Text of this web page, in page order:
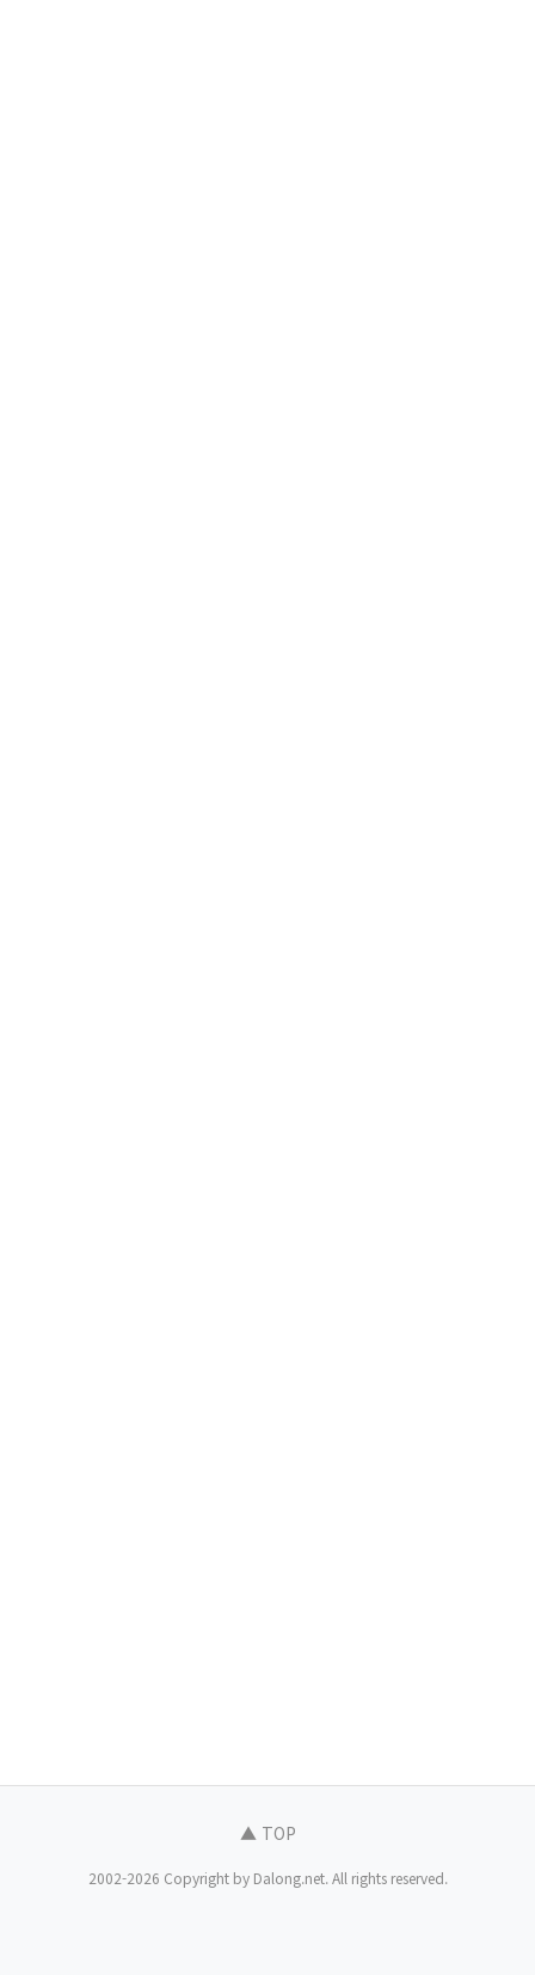
▲ TOP
2002-2026 Copyright by Dalong.net. All rights reserved.